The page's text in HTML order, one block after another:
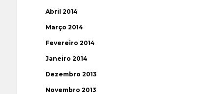
Abril 2014
Março 2014
Fevereiro 2014
Janeiro 2014
Dezembro 2013
Novembro 2013